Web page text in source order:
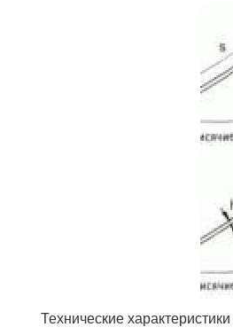
Технические